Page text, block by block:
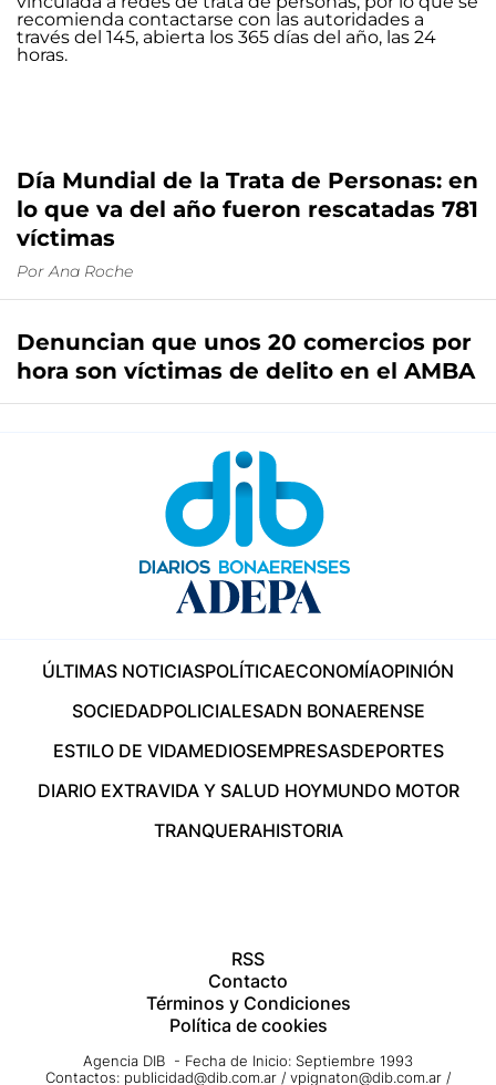
Día Mundial de la Trata de Personas: en
lo que va del año fueron rescatadas 781
víctimas
Por Ana Roche
Denuncian que unos 20 comercios por
hora son víctimas de delito en el AMBA
ÚLTIMAS NOTICIASPOLÍTICAECONOMÍAOPINIÓN
SOCIEDADPOLICIALESADN BONAERENSE
ESTILO DE VIDAMEDIOSEMPRESASDEPORTES
DIARIO EXTRAVIDA Y SALUD HOYMUNDO MOTOR
TRANQUERAHISTORIA
RSS
Contacto
Términos y Condiciones
Política de cookies
Agencia DIB - Fecha de Inicio: Septiembre 1993
Contactos: publicidad@dib.com.ar / vpignaton@dib.com.ar /